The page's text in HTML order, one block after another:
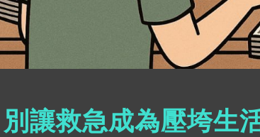
別讓救急成為壓垮生